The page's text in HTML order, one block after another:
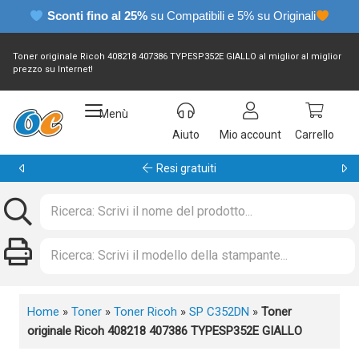
Sconti fino al 25% su Compatibili e 5% su Originali
Toner originale Ricoh 408218 407386 TYPESP352E GIALLO al miglior al miglior
prezzo su Internet!
Menù
Aiuto
Mio account Carrello
Resi gratuiti
Home » Toner » Toner Ricoh » SP C352DN » Toner
originale Ricoh 408218 407386 TYPESP352E GIALLO